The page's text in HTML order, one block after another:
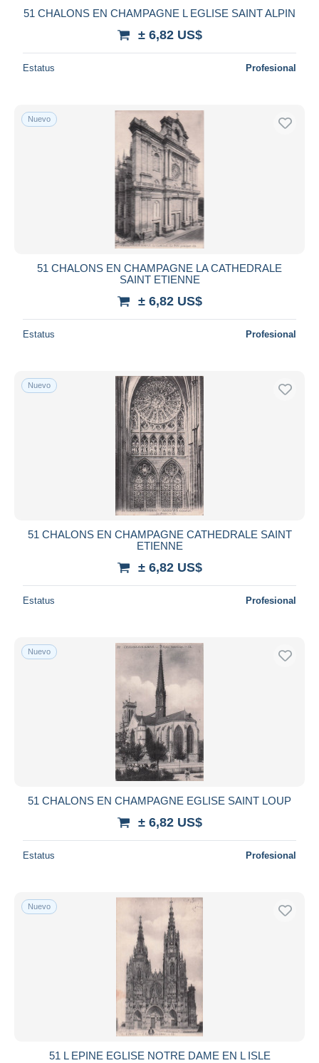
51 CHALONS EN CHAMPAGNE L EGLISE SAINT ALPIN
± 6,82 US$
Estatus Profesional
Nuevo
51 CHALONS EN CHAMPAGNE LA CATHEDRALE
SAINT ETIENNE
± 6,82 US$
Estatus Profesional
Nuevo
51 CHALONS EN CHAMPAGNE CATHEDRALE SAINT
ETIENNE
± 6,82 US$
Estatus Profesional
Nuevo
51 CHALONS EN CHAMPAGNE EGLISE SAINT LOUP
± 6,82 US$
Estatus Profesional
Nuevo
51 L EPINE EGLISE NOTRE DAME EN L ISLE